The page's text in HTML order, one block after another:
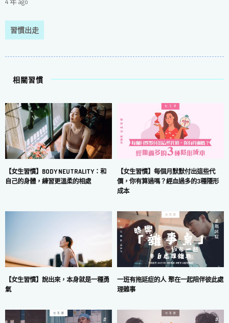
習慣出走
相關習慣
【女生習慣】BODY NEUTRALITY：和
自己的身體，練習更溫柔的相處
【女生習慣】每個月默默付出這些代
價，你有算過嗎？經血過多的3種隱形
成本
【女生習慣】說出來，本身就是一種勇
氣
一班有拖延症的人 聚在一起陪伴彼此處
理雜事